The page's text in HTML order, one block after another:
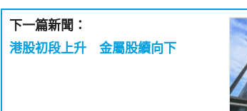
下一篇新聞：
港股初段上升 金屬股續向下